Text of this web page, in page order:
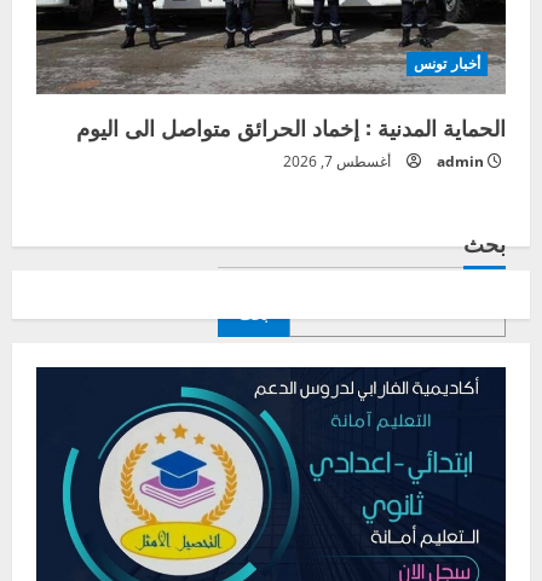
أخبار تونس
الحماية المدنية : إخماد الحرائق متواصل الى اليوم
admin أغسطس 7, 2026
بحث
بحث